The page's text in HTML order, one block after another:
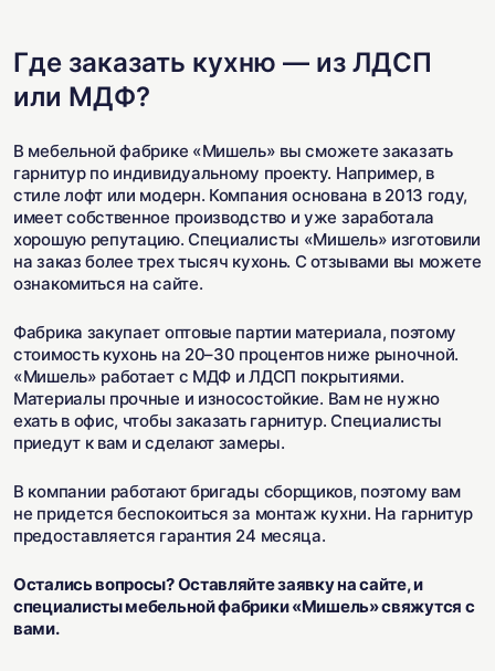
Где заказать кухню — из ЛДСП
или МДФ?
В мебельной фабрике «Мишель» вы сможете заказать
гарнитур по индивидуальному проекту. Например, в
стиле лофт или модерн. Компания основана в 2013 году,
имеет собственное производство и уже заработала
хорошую репутацию. Специалисты «Мишель» изготовили
на заказ более трех тысяч кухонь. С отзывами вы можете
ознакомиться на сайте.
Фабрика закупает оптовые партии материала, поэтому
стоимость кухонь на 20–30 процентов ниже рыночной.
«Мишель» работает с МДФ и ЛДСП покрытиями.
Материалы прочные и износостойкие. Вам не нужно
ехать в офис, чтобы заказать гарнитур. Специалисты
приедут к вам и сделают замеры.
В компании работают бригады сборщиков, поэтому вам
не придется беспокоиться за монтаж кухни. На гарнитур
предоставляется гарантия 24 месяца.
Остались вопросы? Оставляйте заявку на сайте, и
специалисты мебельной фабрики «Мишель» свяжутся с
вами.